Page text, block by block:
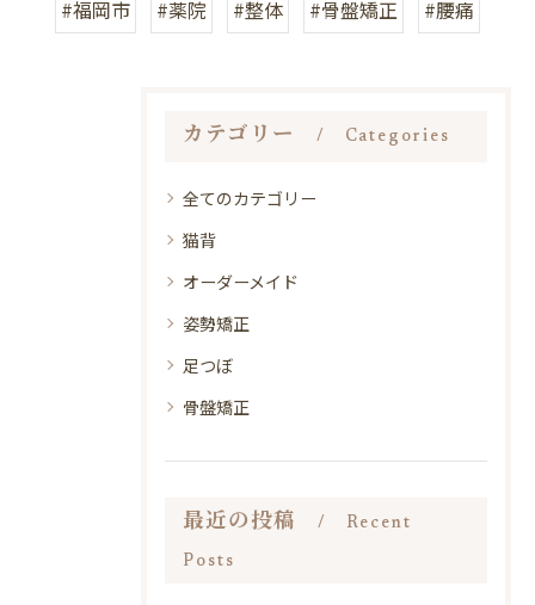
#福岡市 #薬院 #整体 #骨盤矯正 #腰痛
カテゴリー Categories
全てのカテゴリー
猫背
オーダーメイド
姿勢矯正
足つぼ
骨盤矯正
最近の投稿 Recent
Posts